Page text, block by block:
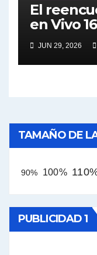
El
en Vivo
2026, un
JUN 29, 2026
TAMAÑO DE
90% 100%
PUBLICIDAD 1